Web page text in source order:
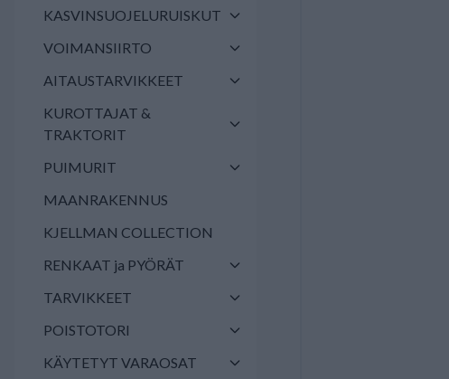
KASVINSUOJELURUISKUT
VOIMANSIIRTO
AITAUSTARVIKKEET
KUROTTAJAT &
TRAKTORIT
PUIMURIT
MAANRAKENNUS
KJELLMAN COLLECTION
RENKAAT ja PYÖRÄT
TARVIKKEET
POISTOTORI
KÄYTETYT VARAOSAT